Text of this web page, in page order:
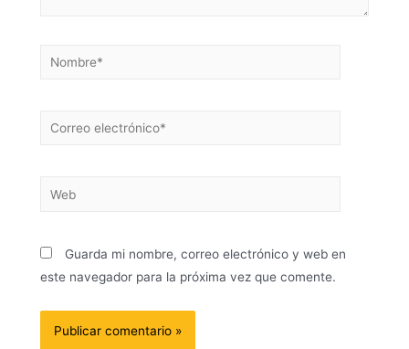
Guarda mi nombre, correo electrónico y web en
este navegador para la próxima vez que comente.